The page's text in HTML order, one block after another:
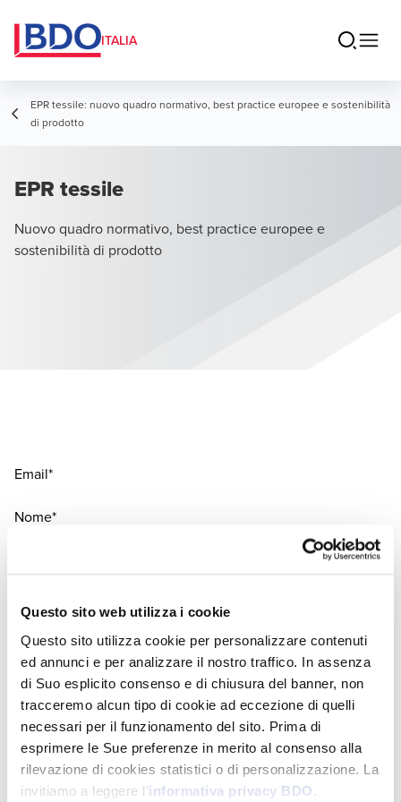
Questo sito web utilizza i cookie
Questo sito utilizza cookie per personalizzare contenuti
ed annunci e per analizzare il nostro traffico. In assenza
di Suo esplicito consenso e di chiusura del banner, non
tracceremo alcun tipo di cookie ad eccezione di quelli
necessari per il funzionamento del sito. Prima di
esprimere le Sue preferenze in merito al consenso alla
rilevazione di cookies statistici o di personalizzazione. La
invitiamo a leggere l'informativa privacy BDO .
ITALIA
EPR tessile: nuovo quadro normativo, best practice europee e sostenibilità
di prodotto
EPR tessile
Nuovo quadro normativo, best practice europee e
sostenibilità di prodotto
Email*
Nome*
Area funzionale*
Posizione aziendale*
Azienda*
Provincia*
Informativa Privacy*
Confermo la correttezza dei miei dati personali come sopra